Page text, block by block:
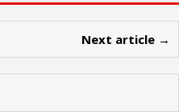
Next article →